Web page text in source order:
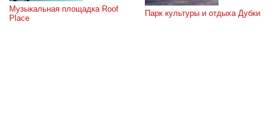
Музыкальная площадка Roof
Place
Парк культуры и отдыха Дубки